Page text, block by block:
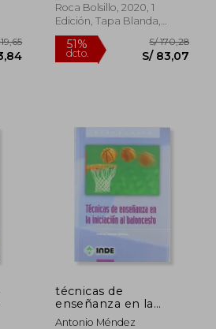
55%
dcto.
Roca Bolsillo, 2020, 1
Edición, Tapa Blanda,
Nuevo
técnicas de
enseñanza en la
iniciación al balonces
Antonio Méndez